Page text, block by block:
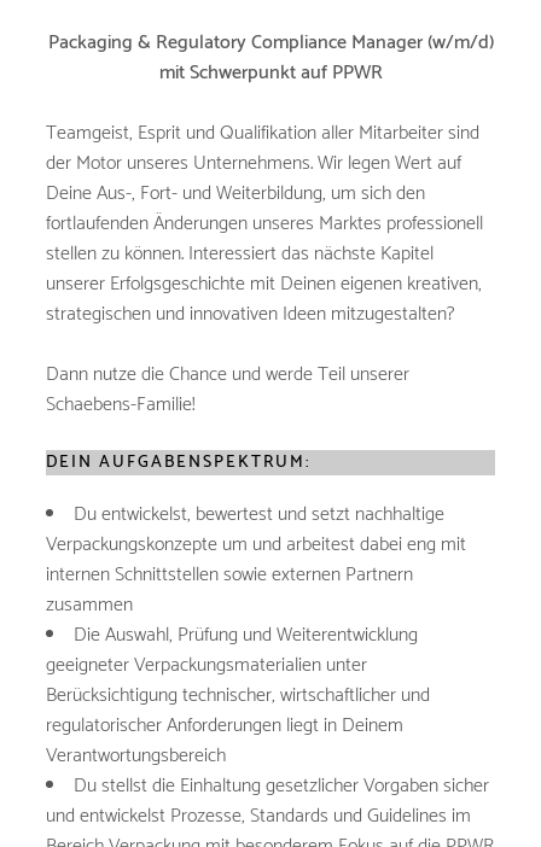
Packaging & Regulatory Compliance Manager (w/m/d)
mit Schwerpunkt auf PPWR
Teamgeist, Esprit und Qualifikation aller Mitarbeiter sind
der Motor unseres Unternehmens. Wir legen Wert auf
Deine Aus-, Fort- und Weiterbildung, um sich den
fortlaufenden Änderungen unseres Marktes professionell
stellen zu können. Interessiert das nächste Kapitel
unserer Erfolgsgeschichte mit Deinen eigenen kreativen,
strategischen und innovativen Ideen mitzugestalten?
Dann nutze die Chance und werde Teil unserer
Schaebens-Familie!
DEIN AUFGABENSPEKTRUM:
Du entwickelst, bewertest und setzt nachhaltige
Verpackungskonzepte um und arbeitest dabei eng mit
internen Schnittstellen sowie externen Partnern
zusammen
Die Auswahl, Prüfung und Weiterentwicklung
geeigneter Verpackungsmaterialien unter
Berücksichtigung technischer, wirtschaftlicher und
regulatorischer Anforderungen liegt in Deinem
Verantwortungsbereich
Du stellst die Einhaltung gesetzlicher Vorgaben sicher
und entwickelst Prozesse, Standards und Guidelines im